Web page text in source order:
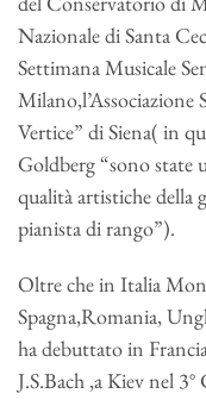
Nazionale di Santa
Settimana Musicale
Vertice” di Siena( in
Goldberg “sono state
qualità artistiche della
pianista di rango”).
Oltre che in Italia
Spagna,Romania,
ha debuttato in
J.S.Bach ,a Kiev nel